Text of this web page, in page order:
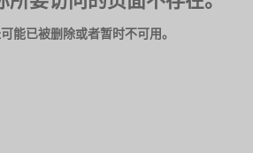
能已被删除或者暂时不可用。